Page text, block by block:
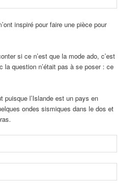
inspiré pour faire une pièce pour
si ce n’est que la mode ado, c’est
question n’était pas à se poser : ce
puisque l’Islande est un pays en
ondes sismiques dans le dos et